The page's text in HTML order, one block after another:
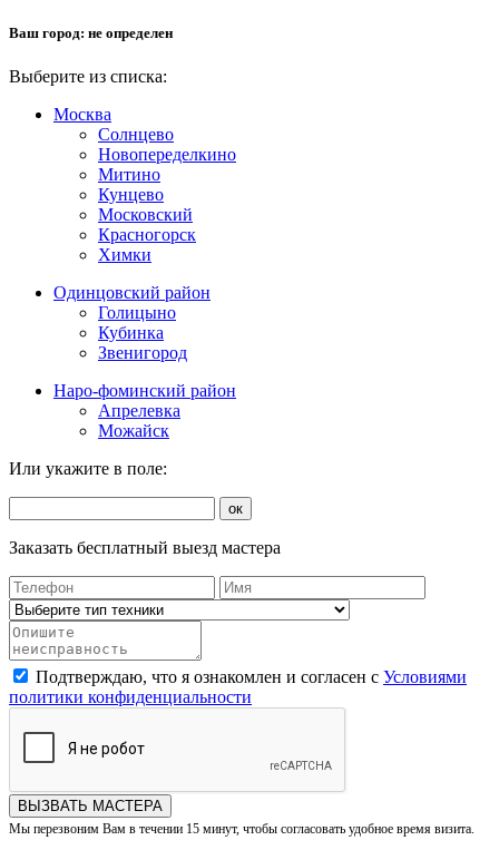
Ваш город: не определен
Выберите из списка:
Москва
Солнцево
Новопеределкино
Митино
Кунцево
Московский
Красногорск
Химки
Одинцовский район
Голицыно
Кубинка
Звенигород
Наро-фоминский район
Апрелевка
Можайск
Или укажите в поле:
ок
Заказать бесплатный выезд мастера
Подтверждаю, что я ознакомлен и согласен с Условиями
политики конфиденциальности
ВЫЗВАТЬ МАСТЕРА
Мы перезвоним Вам в течении 15 минут, чтобы согласовать удобное время визита.